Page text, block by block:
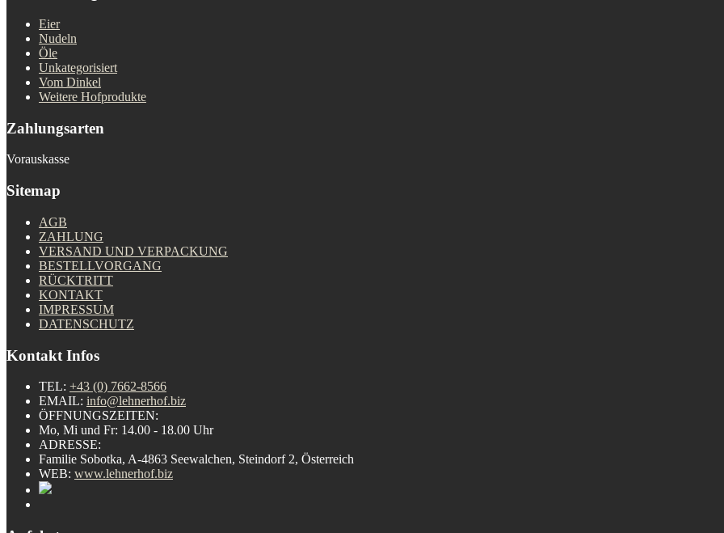
Eier
Nudeln
Öle
Unkategorisiert
Vom Dinkel
Weitere Hofprodukte
Zahlungsarten
Vorauskasse
Sitemap
AGB
ZAHLUNG
VERSAND UND VERPACKUNG
BESTELLVORGANG
RÜCKTRITT
KONTAKT
IMPRESSUM
DATENSCHUTZ
Kontakt Infos
TEL: +43 (0) 7662-8566
EMAIL: info@lehnerhof.biz
ÖFFNUNGSZEITEN:
Mo, Mi und Fr: 14.00 - 18.00 Uhr
ADRESSE:
Familie Sobotka, A-4863 Seewalchen, Steindorf 2, Österreich
WEB: www.lehnerhof.biz